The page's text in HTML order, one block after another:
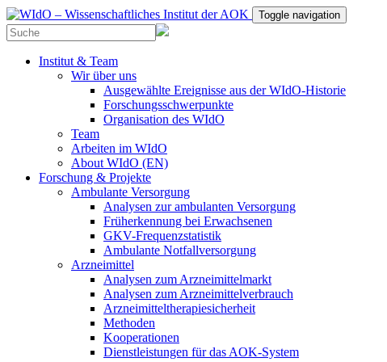
Toggle navigation
Institut & Team
Wir über uns
Ausgewählte Ereignisse aus der WIdO-Historie
Forschungsschwerpunkte
Organisation des WIdO
Team
Arbeiten im WIdO
About WIdO (EN)
Forschung & Projekte
Ambulante Versorgung
Analysen zur ambulanten Versorgung
Früherkennung bei Erwachsenen
GKV-Frequenzstatistik
Ambulante Notfallversorgung
Arzneimittel
Analysen zum Arzneimittelmarkt
Analysen zum Arzneimittelverbrauch
Arzneimitteltherapiesicherheit
Methoden
Kooperationen
Dienstleistungen für das AOK-System